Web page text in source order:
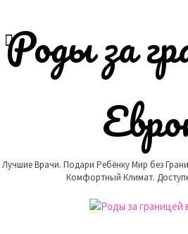
content
Роды за
Лучшие Врачи. Подари Ребёнку Мир без
Комфортный Климат.